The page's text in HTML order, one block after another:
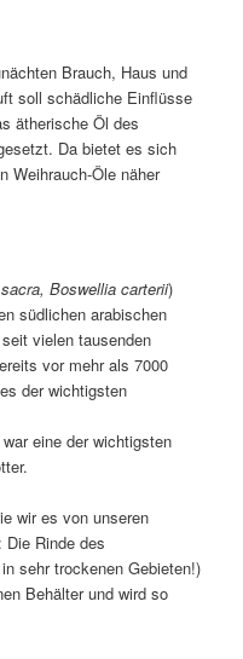
Brauch, Haus und
soll schädliche Einflüsse
ätherische Öl des
Da bietet es sich
Weihrauch-Öle näher
Boswellia carterii)
südlichen arabischen
vielen tausenden
vor mehr als 7000
der wichtigsten
eine der wichtigsten
wir es von unseren
Die Rinde des
sehr trockenen Gebieten!)
Behälter und wird so